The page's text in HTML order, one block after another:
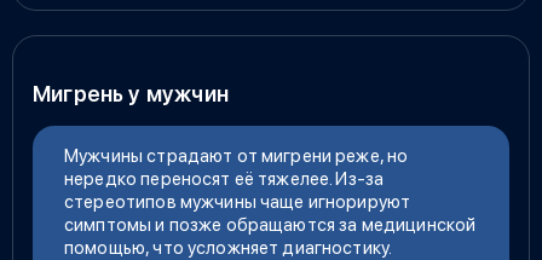
Мигрень у мужчин
Мужчины страдают от мигрени реже, но
нередко переносят её тяжелее. Из-за
стереотипов мужчины чаще игнорируют
симптомы и позже обращаются за медицинской
помощью, что усложняет диагностику.